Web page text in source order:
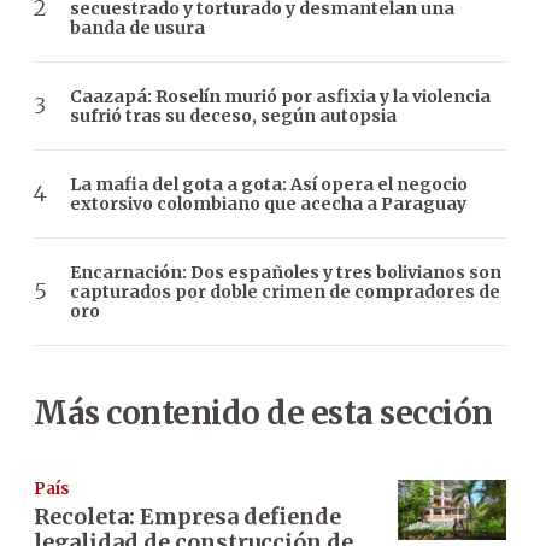
secuestrado y torturado y desmantelan una
banda de usura
Caazapá: Roselín murió por asfixia y la violencia
sufrió tras su deceso, según autopsia
La mafia del gota a gota: Así opera el negocio
extorsivo colombiano que acecha a Paraguay
Encarnación: Dos españoles y tres bolivianos son
capturados por doble crimen de compradores de
oro
Más contenido de esta sección
País
Recoleta: Empresa defiende